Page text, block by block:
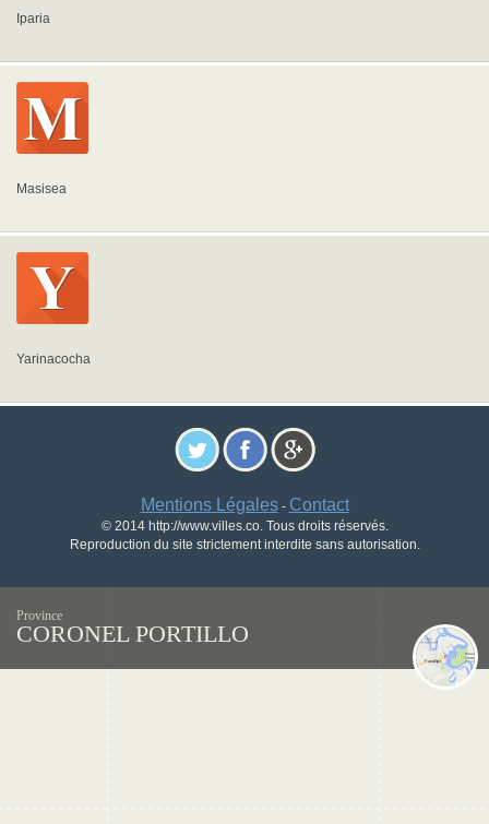
Iparia
Masisea
Yarinacocha
Mentions Légales- Contact
© 2014 http://www.villes.co. Tous droits réservés.
Reproduction du site strictement interdite sans autorisation.
Province
CORONEL PORTILLO